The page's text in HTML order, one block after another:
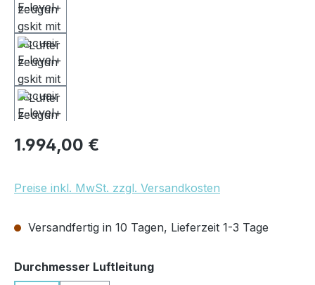
Regulärer Preis:
1.994,00 €
Preise inkl. MwSt. zzgl. Versandkosten
Versandfertig in 10 Tagen, Lieferzeit 1-3 Tage
Durchmesser Luftleitungauswählen